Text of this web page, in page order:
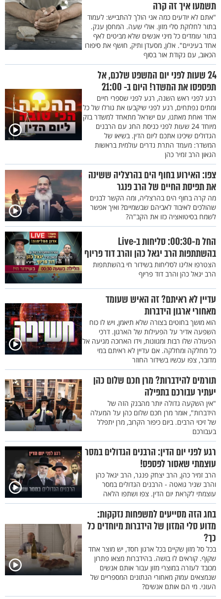
תשמעו איך זה קרה
"אתם לא יודעים כמה אני הולך להתבייש: לעמוד
בתור לחלוקת סלי מזון. אולי שעה. המחסן ענק.
בתור עומדים כל מיני אנשים שלא מביטים לאף
אחד בעיניים". אלון, מסעדן ותיק, חושף את סיפורו
הכאוב, עם נקודת אור בסוף
24 שעות לפני יום המשפט שלכם, אל
תפספסו את המשדר! היום ב- 21:00
רגע לפני ראש השנה, רגע לפני שספרי חיים
ומתים נפתחים, רגע לפני שיקבעו את גורלו של כל
אחד ואחת מאתנו, עם ישראל מתאחד למשדר בזק
מיוחד 24 שעות לפני כניסת החג עם הרבנים
הגדולים שיכינו אתכם ליום הדין. בשיאו של
המשדר: מעמד התרת נדרים עולמית בראשות
הגאון הרב זמיר כהן
צפו: האירוע בחוף הים בהרצליה ששינה
את תפיסת החיים של הרב פנגר
מה קרה בחוף הים בהרצליה, ומה הקשר לבנים
שהולכים לאיבוד לאביהם שבשמיים? ואיך אפשר
לשמח בסיטואציה כזו את הקב"ה?
החל מ-00:30: סליחות ב-Live
בהשתתפות הרב יגאל כהן והרב דוד פריוף
הצטרפו אלינו לסליחות בשידור חי בהשתתפות
הרב יגאל כהן והרב דוד פריוף
עדיין לא ראיתם? זה האיש שעומד
מאחורי ארגון הידברות
הוא מושך בחוטים בצורה שלא תיאמן, ויש לו כוח
השפעה אדיר על הפעילות של הארגון. דרכי
הפעולה שלו רבות ומגוונות, וידו הארוכה מגיעה אל
כל מחלקה ומחלקה. אם עדיין לא ראיתם במי
מדובר, צפו עכשיו בשידור החוזר
תורמים להידברות? מרן חכם שלום כהן
יעתיר עבורכם בתפילה
"אין השקעה גדולה יותר מהבנק הזה של
הידברות", אומר מרן חכם שלום כהן על המעלה
של זיכוי הרבים. ביום כיפור הקרוב, מרן יתפלל
בעבורכם
רגע לפני יום הדין: הרבנים הגדולים במסר
עוצמתי שאסור לפספס!
הרב זמיר כהן, הרב יצחק פנגר, הרב יגאל כהן
והרב שניר גואטה - הרבנים הגדולים במסר
עוצמתי לקראת יום הדין. צפו ושתפו הלאה
בחג הזה מסייעים למשפחות נזקקות:
מדוע סלי המזון של הידברות מיוחדים כל
כך?
בכל סל מזון שקיים בכל ארגון חסד, יש מוצר אחד
שקוף. קוראים לו בושה. בהידברות מצאו פתרון
מכובד לעזרה במוצרי מזון עבור אותם אנשים
שנמצאים עמוק מאחורי הנתונים המספריים של
העוני. מי הם אותם אנשים?